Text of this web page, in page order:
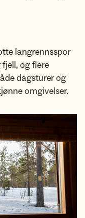
langrennsspor
og flere
dagsturer og
omgivelser.